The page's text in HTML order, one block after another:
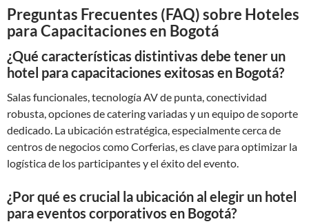
Preguntas Frecuentes (FAQ) sobre Hoteles
para Capacitaciones en Bogotá
¿Qué características distintivas debe tener un
hotel para capacitaciones exitosas en Bogotá?
Salas funcionales, tecnología AV de punta, conectividad
robusta, opciones de catering variadas y un equipo de soporte
dedicado. La ubicación estratégica, especialmente cerca de
centros de negocios como Corferias, es clave para optimizar la
logística de los participantes y el éxito del evento.
¿Por qué es crucial la ubicación al elegir un hotel
para eventos corporativos en Bogotá?